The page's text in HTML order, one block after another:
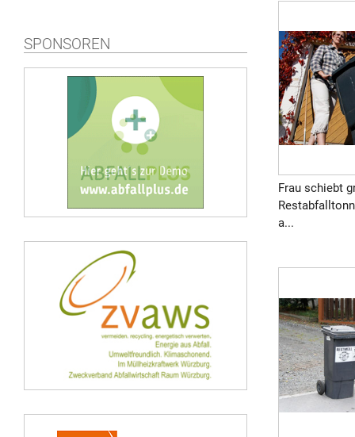
SPONSOREN
Frau schiebt
a...